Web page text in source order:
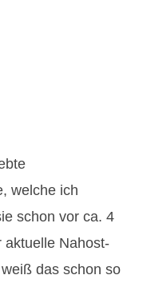
welche ich
schon vor ca. 4
aktuelle Nahost-
das schon so